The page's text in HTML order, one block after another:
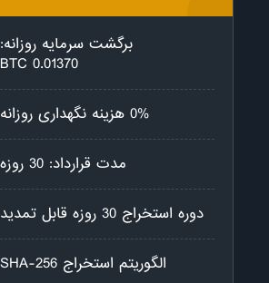
برگشت سرمایه روزانه:
0.01370 BTC
0% هزینه نگهداری روزانه
مدت قرارداد: 30 روزه
دوره استخراج 30 روزه قابل تمدید
الگوریتم استخراج SHA-256